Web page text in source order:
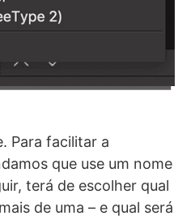
Para facilitar a
que use um nome
terá de escolher qual
de uma – e qual será